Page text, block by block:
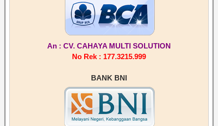
An : CV. CAHAYA MULTI SOLUTION
No Rek : 177.3215.999
BANK BNI